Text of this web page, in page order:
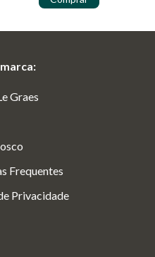
Graes
Frequentes
Privacidade